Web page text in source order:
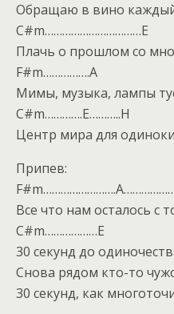
Обращаю в вино
C#m……………………………E
Плачь о прошлом со
F#m…………….A
Мимы, музыка, лампы
C#m………….E………..H
Центр мира для
Припев:
Все что нам осталось с
C#m………………E
30 секунд до
Снова рядом кто-то
30 секунд, как